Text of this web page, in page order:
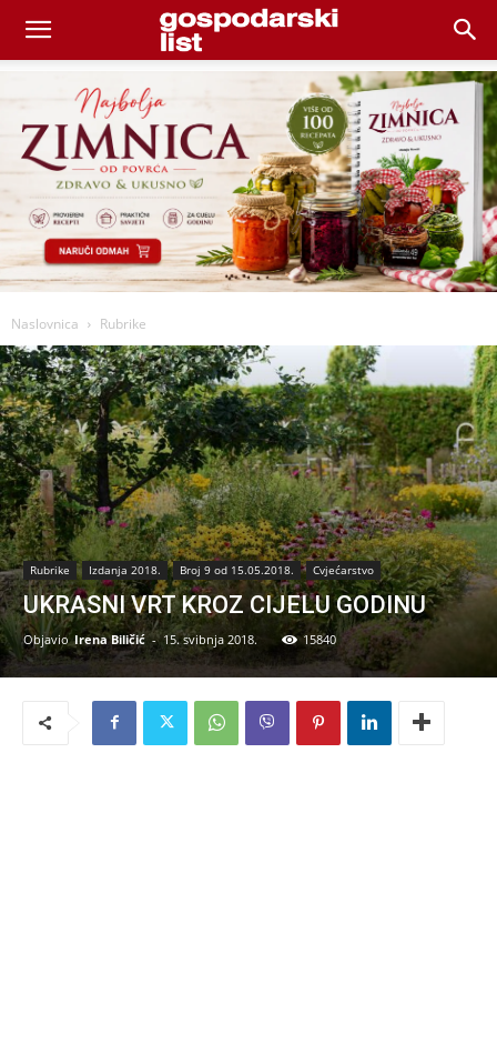
Naslovnica Rubrike
Rubrike Izdanja 2018. Broj 9 od 15.05.2018. Cvjećarstvo
UKRASNI VRT KROZ CIJELU GODINU
Objavio Irena Biličić - 15. svibnja 2018. 15840